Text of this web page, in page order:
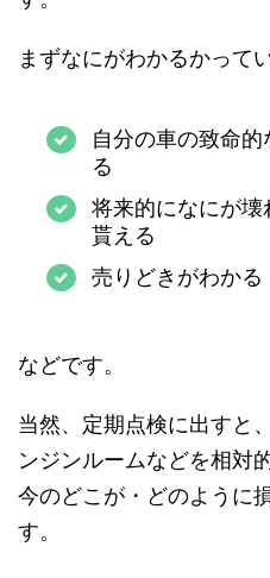
まずなにがわかるかって
自分の車の致命
る
将来的になにが
貰える
売りどきがわかる
などです。
当然、定期点検に出すと
ンジンルームなどを相対
今のどこが・どのように
す。